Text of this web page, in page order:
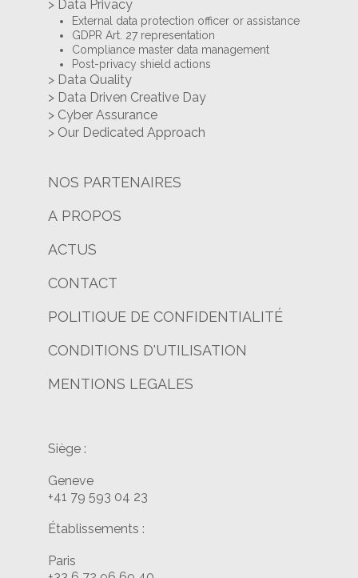
> Data Privacy
External data protection officer or assistance
GDPR Art. 27 representation
Compliance master data management
Post-privacy shield actions
> Data Quality
> Data Driven Creative Day
> Cyber Assurance
> Our Dedicated Approach
NOS PARTENAIRES
A PROPOS
ACTUS
CONTACT
POLITIQUE DE CONFIDENTIALITÉ
CONDITIONS D'UTILISATION
MENTIONS LEGALES
Siège :
Geneve
+41 79 593 04 23
Établissements :
Paris